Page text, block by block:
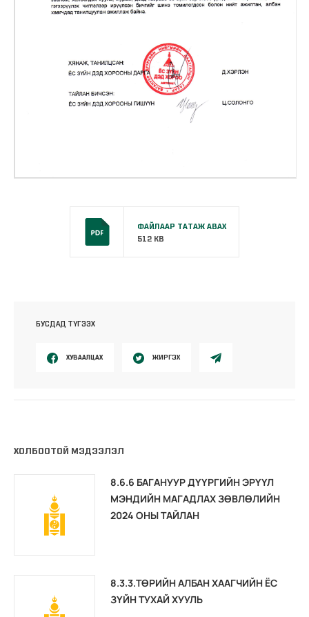
ФАЙЛААР ТАТАЖ АВАХ
512 KB
БУСДАД ТҮГЭЭХ
ХУВААЛЦАХ ЖИРГЭХ
ХОЛБООТОЙ МЭДЭЭЛЭЛ
8.6.6 БАГАНУУР ДҮҮРГИЙН ЭРҮҮЛ
МЭНДИЙН МАГАДЛАХ ЗӨВЛӨЛИЙН
2024 ОНЫ ТАЙЛАН
8.3.3.ТӨРИЙН АЛБАН ХААГЧИЙН ЁС
ЗҮЙН ТУХАЙ ХУУЛЬ